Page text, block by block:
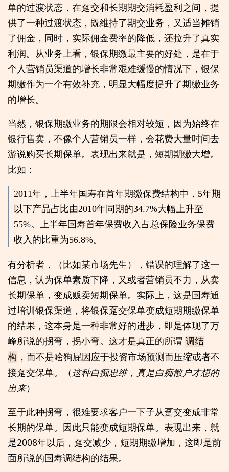
单的过渡状态，在趸交和长期期交消耗盈利之间，提
供了一种过渡状态，既维持了期交业务，又适当摊销
了佣金，同时，实际佣金费率的降低，还拉升了真实
利润。从业务上看，银保期缴最主要的好处，是在于
个人营销员渠道的增长非常艰难缓慢的情况下，银保
期缴作为一个有效补充，明显大幅度提升了期缴业务
的增长。
当然，银保期缴业务的期限会相对较短，因为始终在
银行售卖，不像个人营销员一样，会花费大量时间去
游说购买长期保单。表现出来就是，短期期缴大增。
比如：
2011年，上半年国寿在首年期缴保费结构中，5年期
以下产品占比由2010年同期的34.7%大幅上升至
55%。上半年国寿首年保费收入占总保险业务保费
收入的比重为56.8%。
有分析者，（比如某市场先生），错误的理解了这一
信息，认为保单素质下降，又或者营销员不力，从卖
长期保单，变成贩卖短期保单。实际上，这是国寿通
过培训银保渠道，将银保趸交保单变成短期期缴保单
的结果，这本身是一种非常好的进步，即是体现了万
峰所说的拐弯，拐小弯。这才是真正的所谓 调结
构 ，而不是啥狗屁因应于投资市场预测而压缩或者不
接趸交保单。（ 这种白痴思维，真是白痴散户才想的
出来）
至于此种拐弯，很难要求客户一下子从趸交变成非常
长期的保单。因此只能变成短期保单。表现出来，就
是2008年以后，趸交减少，短期期缴增加，这即是前
面所说的国寿调结构的结果。